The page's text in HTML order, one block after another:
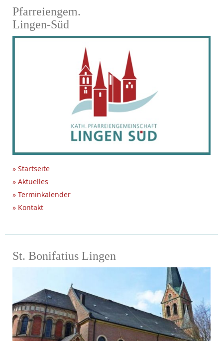
Pfarreiengem.
Lingen-Süd
» Startseite
» Aktuelles
» Terminkalender
» Kontakt
St. Bonifatius Lingen